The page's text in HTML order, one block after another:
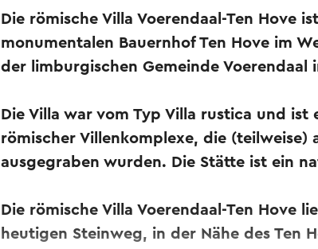
Die römische Villa Voerendaal-Ten Hove
monumentalen Bauernhof Ten Hove im
der limburgischen Gemeinde Voerendaal
Die Villa war vom Typ Villa rustica und
römischer Villenkomplexe, die (teilweise)
ausgegraben wurden. Die Stätte ist ein
Die römische Villa Voerendaal-Ten Hove
heutigen Steinweg, in der Nähe des Ten